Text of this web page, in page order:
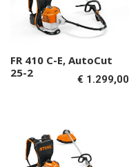
Toevoegen aan
winkelwagen
FR 410 C-E, AutoCut
25-2
€ 1.299,00